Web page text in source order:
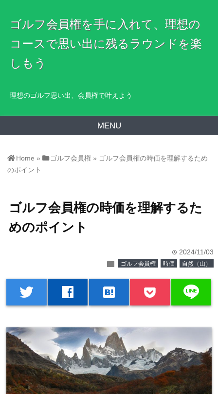
ゴルフ会員権を手に入れて、理想の
コースで思い出に残るラウンドを楽
しもう
理想のゴルフ思い出、会員権で叶えよう
MENU
Home » ゴルフ会員権 » ゴルフ会員権の時価を理解するため
のポイント
ゴルフ会員権の時価を理解するた
めのポイント
time 2024/11/03
folder ゴルフ会員権 時価 自然（山）
twitter facebook hatenabookmark line